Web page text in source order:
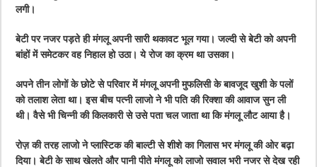
लगी।
बेटी पर नजर पड़ते ही मंगलू अपनी सारी थकावट भूल गया। जल्दी से बेटी को अपनी
बांहों में समेटकर वह निहाल हो उठा। ये रोज का क्रम था उसका।
अपने तीन लोगों के छोटे से परिवार में मंगलू अपनी मुफलिसी के बावजूद खुशी के पलों
को तलाश लेता था। इस बीच पत्नी लाजो ने भी पति की रिक्शा की आवाज सुन ली
थी। वैसे भी चिन्नी की किलकारी से उसे पता चल जाता था कि मंगलू लौट आया है।
रोज़ की तरह लाजो ने प्लास्टिक की बाल्टी से शीशे का गिलास भर मंगलू की ओर बढ़ा
दिया। बेटी के साथ खेलते और पानी पीते मंगलू को लाजो सवाल भरी नजर से देख रही